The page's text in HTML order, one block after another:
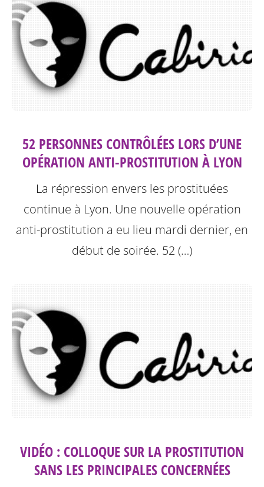
52 PERSONNES CONTRÔLÉES LORS D’UNE
OPÉRATION ANTI-PROSTITUTION À LYON
La répression envers les prostituées
continue à Lyon. Une nouvelle opération
anti-prostitution a eu lieu mardi dernier, en
début de soirée. 52 (…)
VIDÉO : COLLOQUE SUR LA PROSTITUTION
SANS LES PRINCIPALES CONCERNÉES